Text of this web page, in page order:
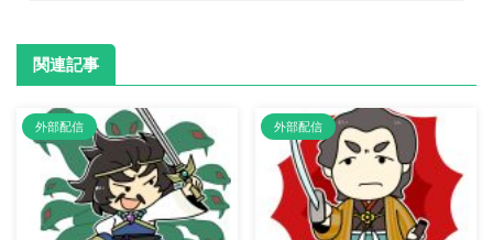
関連記事
外部配信 外部配信